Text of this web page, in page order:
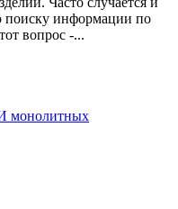
поиску информации по
вопрос -...
монолитных